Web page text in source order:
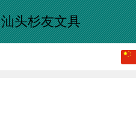
汕头杉友文具